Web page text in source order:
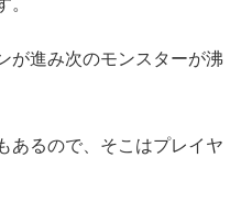
。
が進み次のモンスターが沸
あるので、そこはプレイヤ